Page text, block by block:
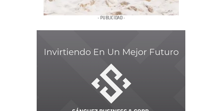
- PUBLICIDAD -